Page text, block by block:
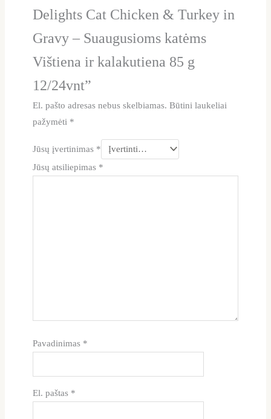
Delights Cat Chicken & Turkey in
Gravy – Suaugusioms katėms
Vištiena ir kalakutiena 85 g
12/24vnt”
El. pašto adresas nebus skelbiamas. Būtini laukeliai
pažymėti *
Jūsų įvertinimas *
Jūsų atsiliepimas *
Pavadinimas *
El. paštas *